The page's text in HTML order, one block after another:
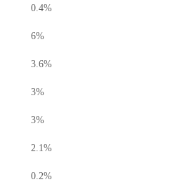
0.4%
6%
3.6%
3%
3%
2.1%
0.2%